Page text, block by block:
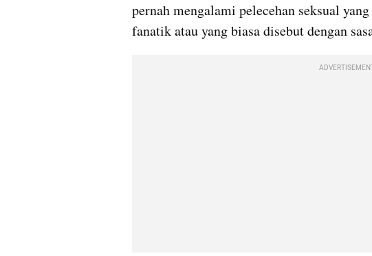
pernah mengalami pelecehan seksual
fanatik atau yang biasa disebut dengan